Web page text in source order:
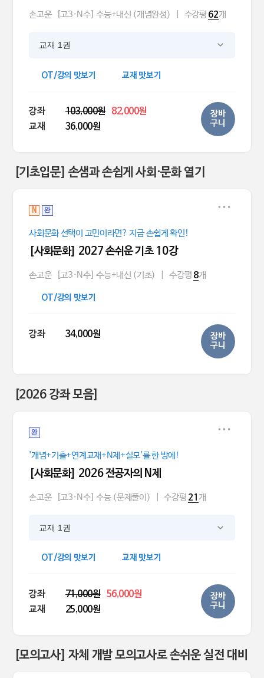
손고운 [고3·N수] 수능+내신 (개념완성) 수강평 62개
교재 1권
OT/강의 맛보기 교재 맛보기
강좌 103,000원
82,000원
교재
36,000원
장바
구니
[기초입문] 손샘과 손쉽게 사회·문화 열기
N 완
사회문화 선택이 고민이라면? 지금 손쉽게 확인!
[사회문화] 2027 손쉬운 기초 10강
손고운 [고3·N수] 수능+내신 (기초) 수강평 8개
OT/강의 맛보기
강좌 34,000원
장바
구니
[2026 강좌 모음]
완
'개념+기출+연계교재+N제+실모'를 한 방에!
[사회문화] 2026 전공자의 N제
손고운 [고3·N수] 수능 (문제풀이) 수강평 21 개
교재 1권
OT/강의 맛보기 교재 맛보기
강좌 71,000원 56,000원
교재
25,000원
장바
구니
[모의고사] 자체 개발 모의고사로 손쉬운 실전 대비